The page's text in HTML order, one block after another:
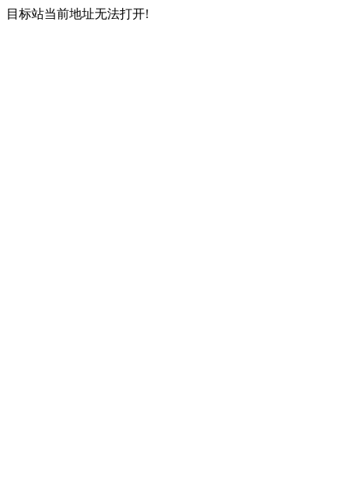
目标站当前地址无法打开!